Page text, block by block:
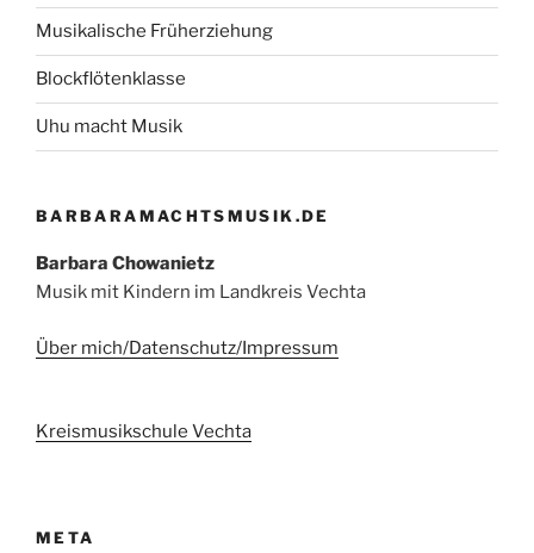
Musikalische Früherziehung
Blockflötenklasse
Uhu macht Musik
BARBARAMACHTSMUSIK.DE
Barbara Chowanietz
Musik mit Kindern im Landkreis Vechta
Über mich/Datenschutz/Impressum
Kreismusikschule Vechta
META